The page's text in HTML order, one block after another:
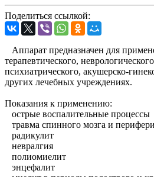
Поделиться ссылкой:
Аппарат предназначен для
терапевтического,
психиатрического, акушерско-
других лечебных учреждениях.
Показания к применению:
острые воспалительные процессы
травма спинного мозга и
радикулит
невралгия
полиомиелит
энцефалит